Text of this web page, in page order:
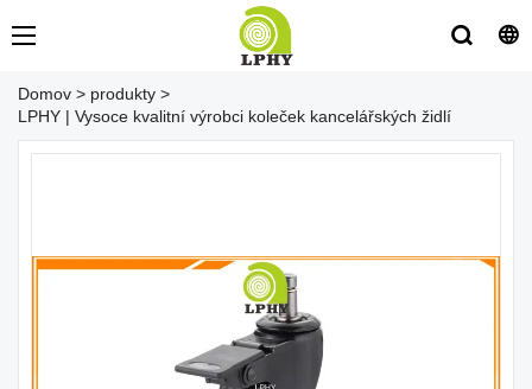
Domov > produkty >
LPHY | Vysoce kvalitní výrobci koleček kancelářských židlí